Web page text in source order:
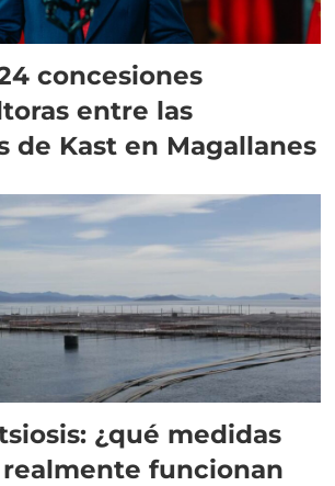
concesiones
entre las
de Kast en Magallanes
¿qué medidas
funcionan